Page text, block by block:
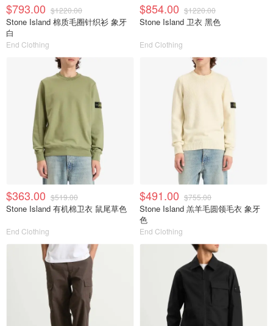
$793.00 $1220.00
Stone Island 棉质毛圈针织衫 象牙
白
End Clothing
$854.00 $1220.00
Stone Island 卫衣 黑色
End Clothing
$363.00 $519.00
Stone Island 有机棉卫衣 鼠尾草色
End Clothing
$491.00 $755.00
Stone Island 羔羊毛圆领毛衣 象牙
色
End Clothing